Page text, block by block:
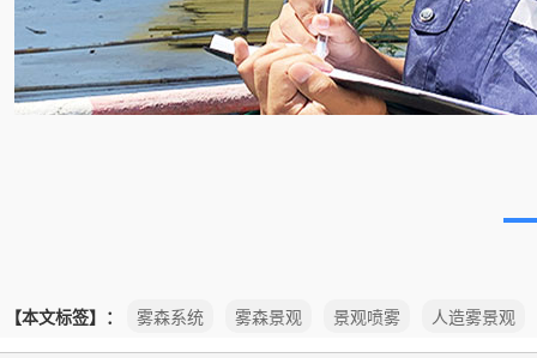
【本文标签】： 雾森系统 雾森景观 景观喷雾 人造雾景观